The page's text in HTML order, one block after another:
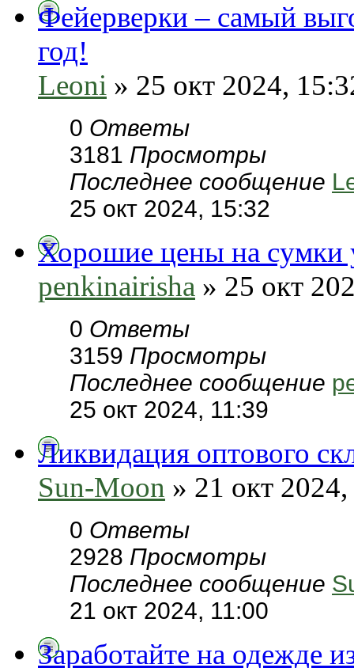
Фейерверки – самый
год!
Leoni » 25 окт 2024,
0 Ответы
3181 Просмотры
Последнее сообщение
25 окт 2024, 15:32
Хорошие цены на сумки
penkinairisha » 25 окт
0 Ответы
3159 Просмотры
Последнее сообщение
25 окт 2024, 11:39
Ликвидация оптового
Sun-Moon » 21 окт
0 Ответы
2928 Просмотры
Последнее сообщение
21 окт 2024, 11:00
Заработайте на одежде